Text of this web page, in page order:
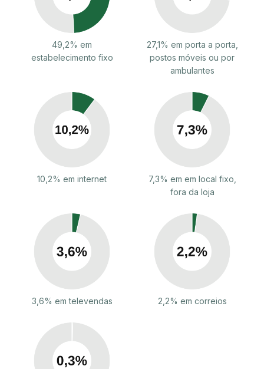
49,2% em
estabelecimento fixo
27,1% em porta a porta,
postos móveis ou por
ambulantes
10,2% em internet
7,3% em em local fixo,
fora da loja
3,6% em televendas 2,2% em correios